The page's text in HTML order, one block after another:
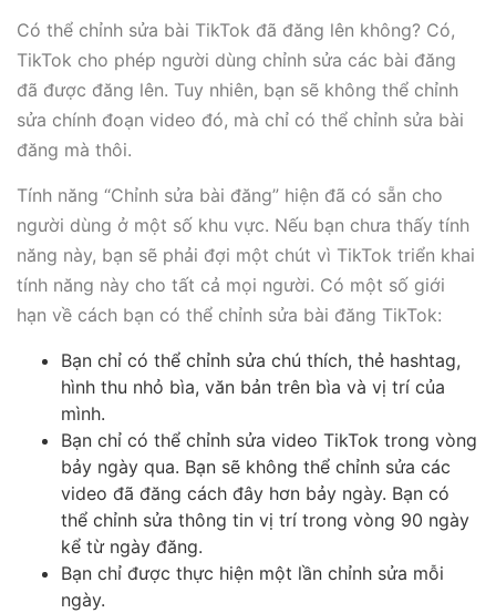
Có thể chỉnh sửa bài TikTok đã đăng lên không? Có,
TikTok cho phép người dùng chỉnh sửa các bài đăng
đã được đăng lên. Tuy nhiên, bạn sẽ không thể chỉnh
sửa chính đoạn video đó, mà chỉ có thể chỉnh sửa bài
đăng mà thôi.
Tính năng “Chỉnh sửa bài đăng” hiện đã có sẵn cho
người dùng ở một số khu vực. Nếu bạn chưa thấy tính
năng này, bạn sẽ phải đợi một chút vì TikTok triển khai
tính năng này cho tất cả mọi người. Có một số giới
hạn về cách bạn có thể chỉnh sửa bài đăng TikTok:
Bạn chỉ có thể chỉnh sửa chú thích, thẻ hashtag,
hình thu nhỏ bìa, văn bản trên bìa và vị trí của
mình.
Bạn chỉ có thể chỉnh sửa video TikTok trong vòng
bảy ngày qua. Bạn sẽ không thể chỉnh sửa các
video đã đăng cách đây hơn bảy ngày. Bạn có
thể chỉnh sửa thông tin vị trí trong vòng 90 ngày
kể từ ngày đăng.
Bạn chỉ được thực hiện một lần chỉnh sửa mỗi
ngày.